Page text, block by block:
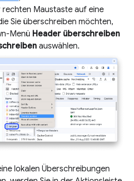
rechten Maustaste auf eine
Sie überschreiben möchten,
Menü Header überschreiben
auswählen.
lokalen Überschreibungen